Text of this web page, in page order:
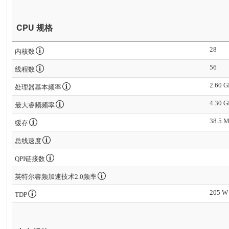
CPU 规格
内核数 28
线程数 56
处理器基本频率 2.60
最大睿频频率 4.30
缓存 38.5
总线速度
QPI链接数
英特尔睿频加速技术2.0频率
TDP 205 W